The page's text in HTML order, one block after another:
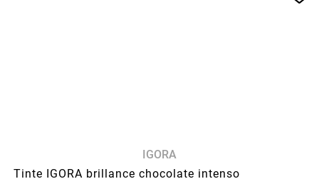
IGORA
Tinte IGORA brillance chocolate intenso